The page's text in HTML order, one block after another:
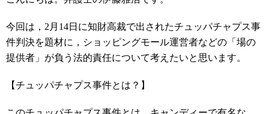
今回は，2月14日に知財高裁で出されたチュッパチャプス事
件判決を題材に，ショッピングモール運営者などの「場の
提供者」が負う法的責任について考えたいと思います。
【チュッパチャプス事件とは？】